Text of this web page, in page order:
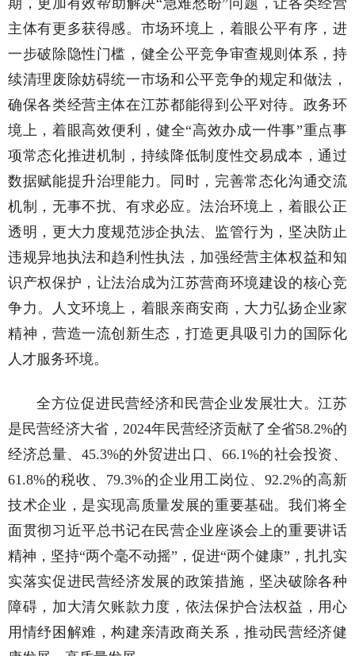
主体有更多获得感。市场环境上，着眼公平有序，进
一步破除隐性门槛，健全公平竞争审查规则体系，持
续清理废除妨碍统一市场和公平竞争的规定和做法，
确保各类经营主体在江苏都能得到公平对待。政务环
境上，着眼高效便利，健全“高效办成一件事”重点事
项常态化推进机制，持续降低制度性交易成本，通过
数据赋能提升治理能力。同时，完善常态化沟通交流
机制，无事不扰、有求必应。法治环境上，着眼公正
透明，更大力度规范涉企执法、监管行为，坚决防止
违规异地执法和趋利性执法，加强经营主体权益和知
识产权保护，让法治成为江苏营商环境建设的核心竞
争力。人文环境上，着眼亲商安商，大力弘扬企业家
精神，营造一流创新生态，打造更具吸引力的国际化
人才服务环境。
全方位促进民营经济和民营企业发展壮大。江苏
是民营经济大省，2024年民营经济贡献了全省58.2%的
经济总量、45.3%的外贸进出口、66.1%的社会投资、
61.8%的税收、79.3%的企业用工岗位、92.2%的高新
技术企业，是实现高质量发展的重要基础。我们将全
面贯彻习近平总书记在民营企业座谈会上的重要讲话
精神，坚持“两个毫不动摇”，促进“两个健康”，扎扎实
实落实促进民营经济发展的政策措施，坚决破除各种
障碍，加大清欠账款力度，依法保护合法权益，用心
用情纾困解难，构建亲清政商关系，推动民营经济健